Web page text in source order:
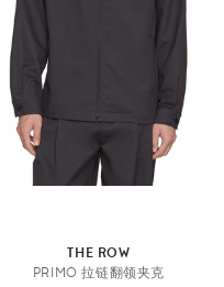
THE ROW
PRIMO 拉链翻领夹克